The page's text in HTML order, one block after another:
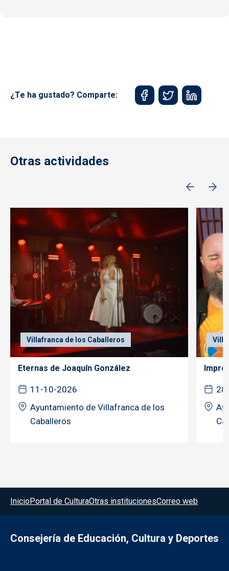
¿Te ha gustado? Comparte:
Otras actividades
Villafranca de los Caballeros
Eternas de Joaquín González
11-10-2026
Ayuntamiento de Villafranca de los
Caballeros
Menú del pie
InicioPortal de CulturaOtras institucionesCorreo web
Consejería de Educación, Cultura y Deportes